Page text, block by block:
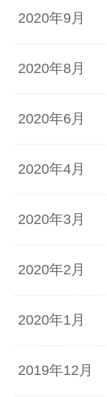
2020年9月
2020年8月
2020年6月
2020年4月
2020年3月
2020年2月
2020年1月
2019年12月